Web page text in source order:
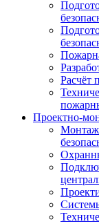
Расчёт
Проектно-
Монтаж